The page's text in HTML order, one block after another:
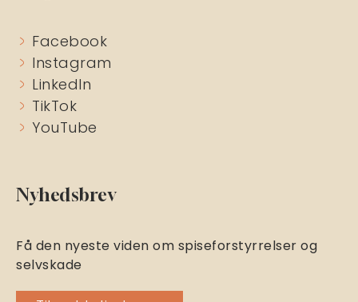
Facebook
Instagram
LinkedIn
TikTok
YouTube
Nyhedsbrev
Få den nyeste viden om spiseforstyrrelser og
selvskade